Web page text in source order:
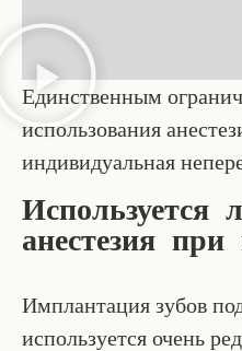
Единственным
использования
индивидуальная
Используется
анестезия
Имплантация зубов
используется очень